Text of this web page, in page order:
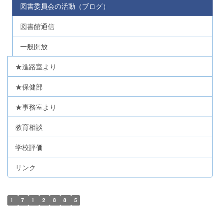
図書委員会の活動（ブログ）
図書館通信
一般開放
★進路室より
★保健部
★事務室より
教育相談
学校評価
リンク
1 7 1 2 8 8 5